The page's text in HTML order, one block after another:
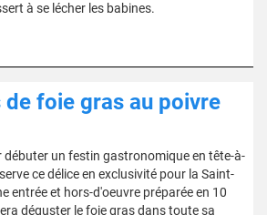
à se lécher les babines.
foie gras au poivre
débuter un festin gastronomique en tête-à-
ce délice en exclusivité pour la Saint-
entrée et hors-d'oeuvre préparée en 10
déguster le foie gras dans toute sa